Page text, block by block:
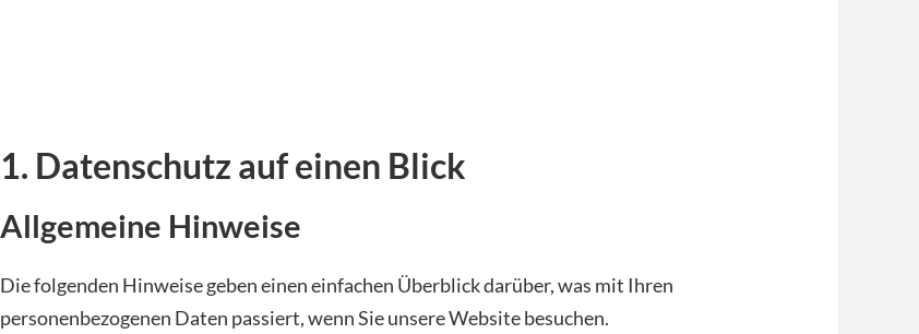
1. Datenschutz auf einen Blick
Allgemeine Hinweise
Die folgenden Hinweise geben einen einfachen Überblick darüber, was mit Ihren
personenbezogenen Daten passiert, wenn Sie unsere Website besuchen.